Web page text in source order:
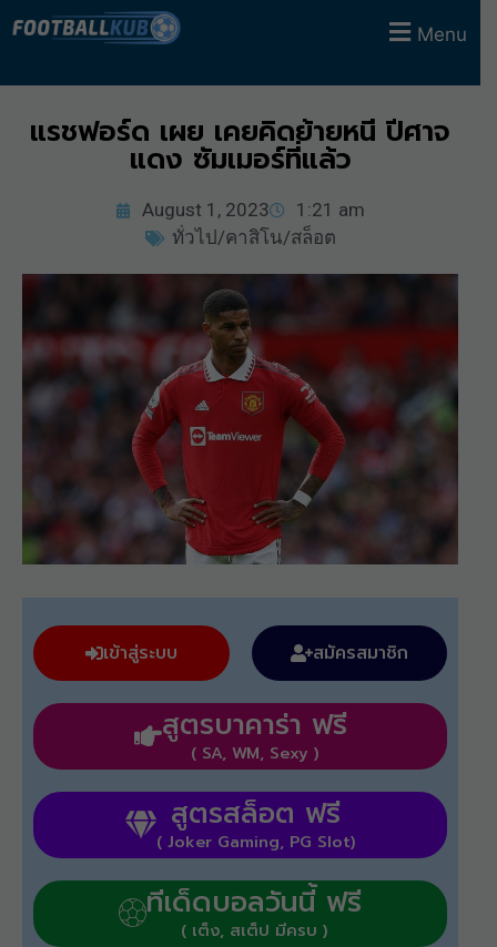
Menu
แรชฟอร์ด เผย เคยคิดย้ายหนี ปีศาจ
แดง ซัมเมอร์ที่แล้ว
August 1, 2023
1:21 am
ทั่วไป/คาสิโน/สล็อต
เข้าสู่ระบบ สมัครสมาชิก
สูตรบาคาร่า ฟรี
( SA, WM, Sexy )
สูตรสล็อต ฟรี
( Joker Gaming, PG Slot)
ทีเด็ดบอลวันนี้ ฟรี
( เต็ง, สเต็ป มีครบ )